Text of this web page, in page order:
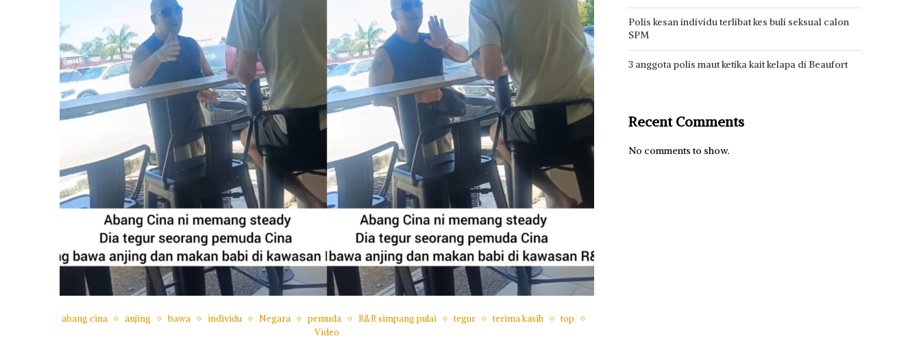
abang cina anjing bawa individu Negara pemuda R&R simpang pulai tegur terima kasih
top
Video
Polis kesan individu terlibat kes buli seksual calon
SPM
3 anggota polis maut ketika kait kelapa di Beaufort
Recent Comments
No comments to show.